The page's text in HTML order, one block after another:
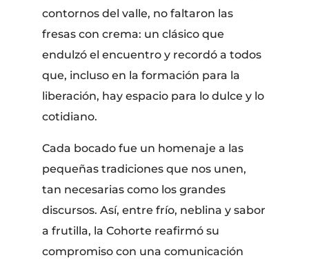
contornos del valle, no faltaron las
fresas con crema: un clásico que
endulzó el encuentro y recordó a todos
que, incluso en la formación para la
liberación, hay espacio para lo dulce y lo
cotidiano.
Cada bocado fue un homenaje a las
pequeñas tradiciones que nos unen,
tan necesarias como los grandes
discursos. Así, entre frío, neblina y sabor
a frutilla, la Cohorte reafirmó su
compromiso con una comunicación